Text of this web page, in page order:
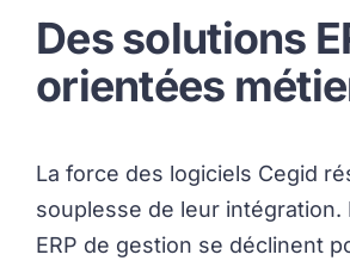
Des solutions
orientées
La force des logiciels Cegid
souplesse de leur intégration.
ERP de gestion se déclinent